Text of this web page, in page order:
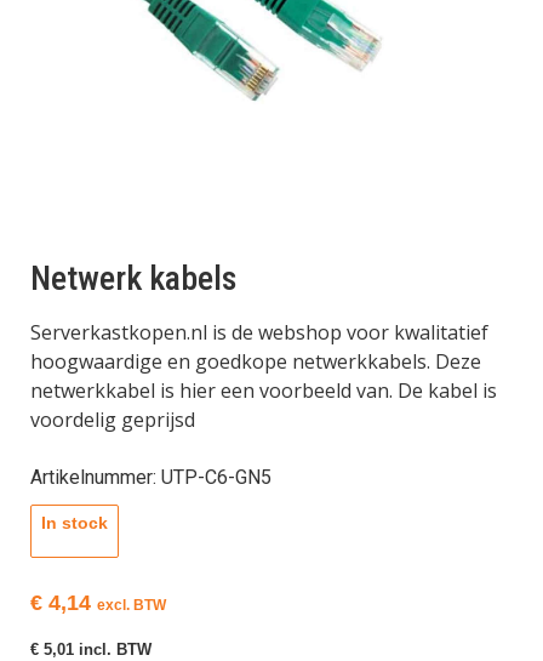
Netwerk kabels
Serverkastkopen.nl is de webshop voor kwalitatief
hoogwaardige en goedkope netwerkkabels. Deze
netwerkkabel is hier een voorbeeld van. De kabel is
voordelig geprijsd
Artikelnummer: UTP-C6-GN5
In stock
€ 4,14 excl. BTW
€ 5,01 incl. BTW